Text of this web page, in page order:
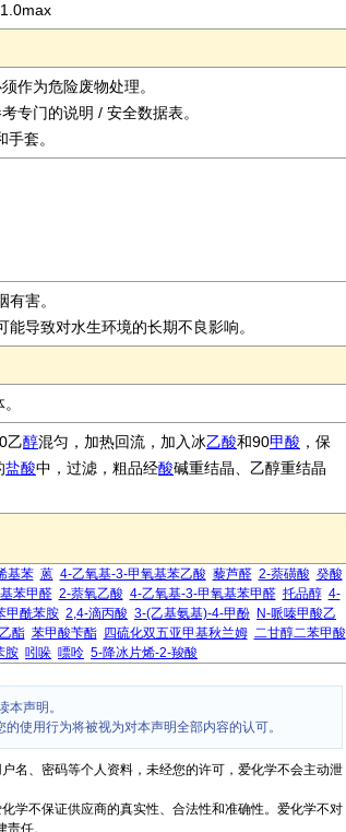
作为危险废物处理。
专门的说明 / 安全数据表。
套。
害。
导致对水生环境的长期不良影响。
乙醇混匀，加热回流，加入冰乙酸和90甲酸 ，保
盐酸中，过滤，粗品经酸碱重结晶、乙醇重结晶
基苯 蒽 4-乙氧基-3-甲氧基苯乙酸 藜芦醛 2-萘磺酸 癸酸
苯甲醛 2-萘氧乙酸 4-乙氧基-3-甲氧基苯甲醛 托品醇 4-
甲酰苯胺 2,4-滴丙酸 3-(乙基氨基)-4-甲酚 N-哌嗪甲酸乙
酯 苯甲酸苄酯 四硫化双五亚甲基秋兰姆 二甘醇二苯甲酸
胺 吲哚 嘌呤 5-降冰片烯-2-羧酸
本声明。
使用行为将被视为对本声明全部内容的认可。
名、密码等个人资料，未经您的许可，爱化学不会主动泄
学不保证供应商的真实性、合法性和准确性。爱化学不对
任。